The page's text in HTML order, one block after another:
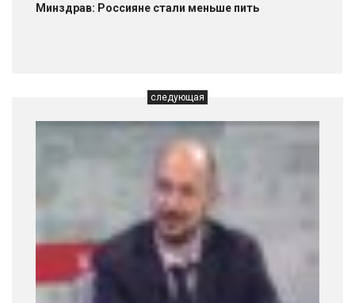
Минздрав: Россияне стали меньше пить
следующая